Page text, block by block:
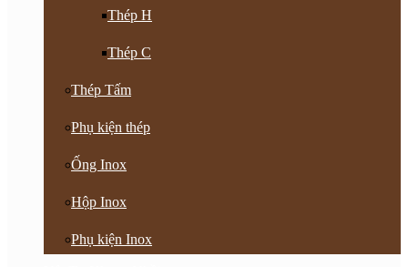
Thép H
Thép C
Thép Tấm
Phụ kiện thép
Ống Inox
Hộp Inox
Phụ kiện Inox